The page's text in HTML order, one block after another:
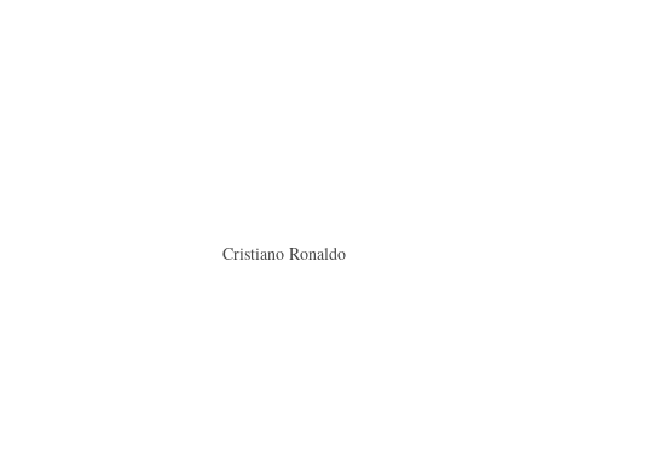
Cristiano Ronaldo